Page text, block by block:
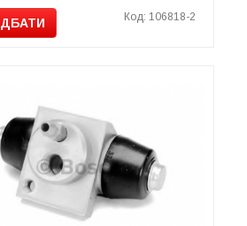
Код: 106818-2